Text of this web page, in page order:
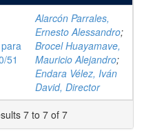
51
Alarcón Parrales,
Ernesto Alessandro;
Brocel Huayamave,
Mauricio Alejandro;
Endara Vélez, Iván
David, Director
7 to 7 of 7